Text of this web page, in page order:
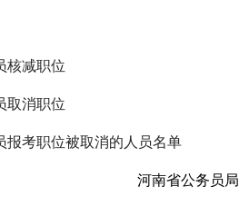
核减职位
取消职位
考职位被取消的人员名单
河南省公务员局